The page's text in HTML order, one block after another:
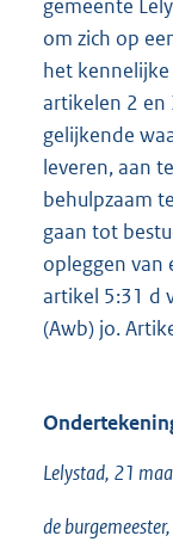
gemeente
om zich op
het
artikelen 2 en
gelijkende
leveren, aan
behulpzaam
gaan tot
opleggen van
artikel 5:31 d
(Awb) jo.
Lelystad, 21
de burgemeester,